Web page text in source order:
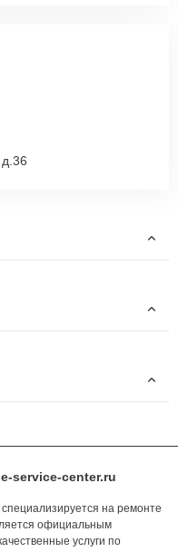
д.36
service-center.ru
на ремонте
официальным
услуги по